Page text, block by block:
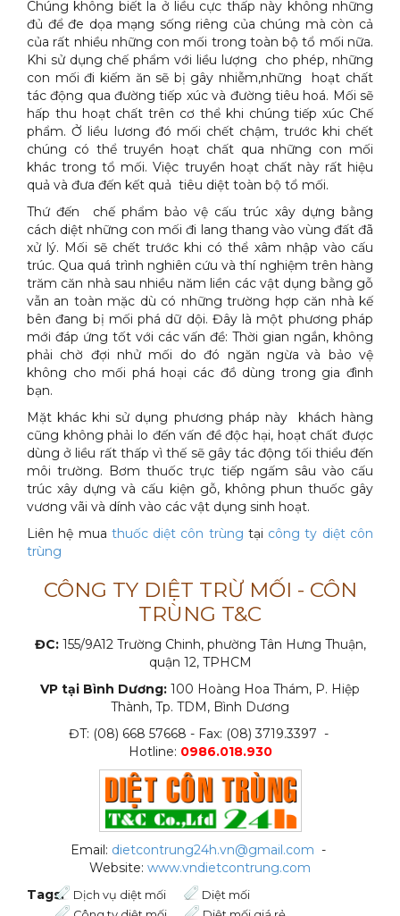
Chúng không biết la ở liều cực thấp này không những
đủ để đe dọa mạng sống riêng của chúng mà còn cả
của rất nhiều những con mối trong toàn bộ tổ mối nữa.
Khi sử dụng chế phẩm với liều lượng cho phép, những
con mối đi kiếm ăn sẽ bị gây nhiễm,những hoạt chất
tác động qua đường tiếp xúc và đường tiêu hoá. Mối sẽ
hấp thu hoạt chất trên cơ thể khi chúng tiếp xúc Chế
phẩm. Ở liều lương đó mối chết chậm, trước khi chết
chúng có thể truyền hoạt chất qua những con mối
khác trong tổ mối. Việc truyền hoạt chất này rất hiệu
quả và đưa đến kết quả tiêu diệt toàn bộ tổ mối.
Thứ đến chế phẩm bảo vệ cấu trúc xây dựng bằng
cách diệt những con mối đi lang thang vào vùng đất đã
xử lý. Mối sẽ chết trước khi có thể xâm nhập vào cấu
trúc. Qua quá trình nghiên cứu và thí nghiệm trên hàng
trăm căn nhà sau nhiều năm liền các vật dụng bằng gỗ
vẫn an toàn mặc dù có những trường hợp căn nhà kế
bên đang bị mối phá dữ dội. Đây là một phương pháp
mới đáp ứng tốt với các vấn đề: Thời gian ngắn, không
phải chờ đợi nhử mối do đó ngăn ngừa và bảo vệ
không cho mối phá hoại các đồ dùng trong gia đình
bạn.
Mặt khác khi sử dụng phương pháp này khách hàng
cũng không phải lo đến vấn đề độc hại, hoạt chất được
dùng ở liều rất thấp vì thế sẽ gây tác động tối thiểu đến
môi trường. Bơm thuốc trực tiếp ngấm sâu vào cấu
trúc xây dựng và cấu kiện gỗ, không phun thuốc gây
vương vãi và dính vào các vật dụng sinh hoạt.
Liên hệ mua thuốc diệt côn trùng tại công ty diệt côn
trùng
CÔNG TY DIỆT TRỪ MỐI - CÔN
TRÙNG T&C
ĐC:155/9A12 Trường Chinh, phường Tân Hưng Thuận,
quận 12, TPHCM
VP tại Bình Dương: 100 Hoàng Hoa Thám, P. Hiệp
Thành, Tp. TDM, Bình Dương
ĐT: (08) 668 57668 - Fax: (08) 3719.3397 -
Hotline: 0986.018.930
Email: dietcontrung24h.vn@gmail.com -
Website: www.vndietcontrung.com
Tags: Dịch vụ diệt mối
Diệt mối